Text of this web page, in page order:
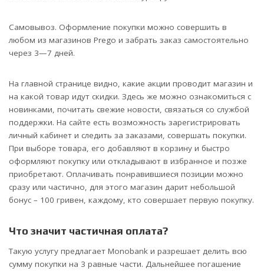
Самовывоз. Оформление покупки можно совершить в
любом из магазинов Prego и забрать заказ самостоятельно
через 3—7 дней.
На главной странице видно, какие акции проводит магазин и
на какой товар идут скидки. Здесь же можно ознакомиться с
новинками, почитать свежие новости, связаться со службой
поддержки. На сайте есть возможность зарегистрировать
личный кабинет и следить за заказами, совершать покупки.
При выборе товара, его добавляют в корзину и быстро
оформляют покупку или откладывают в избранное и позже
приобретают. Оплачивать понравившиеся позиции можно
сразу или частично, для этого магазин дарит небольшой
бонус – 100 гривен, каждому, кто совершает первую покупку.
Что значит частичная оплата?
Такую услугу предлагает Monobank и разрешает делить всю
сумму покупки на 3 равные части. Дальнейшее погашение